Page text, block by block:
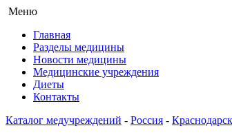
Меню
Главная
Разделы медицины
Новости медицины
Медицинские учреждения
Диеты
Контакты
Каталог медучреждений - Россия -